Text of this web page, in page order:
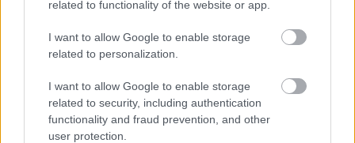
related to functionality of the website or app.
I want to allow Google to enable storage
related to personalization.
I want to allow Google to enable storage
related to security, including authentication
functionality and fraud prevention, and other
user protection.